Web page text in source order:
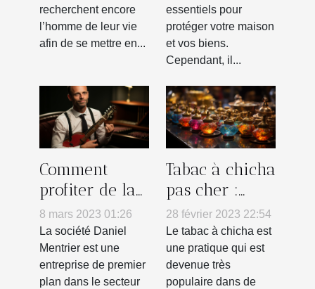
recherchent encore
l’homme de leur vie
afin de se mettre en...
essentiels pour
protéger votre maison
et vos biens.
Cependant, il...
Comment
profiter de la
société DANIEL
MENTRIER ?
8 mars 2023 01:26
La société Daniel
Mentrier est une
entreprise de premier
plan dans le secteur
Tabac à chicha
pas cher :
comment
reconnaître
un produit de
qualité ?
28 février 2023 22:54
Le tabac à chicha est
une pratique qui est
devenue très
populaire dans de